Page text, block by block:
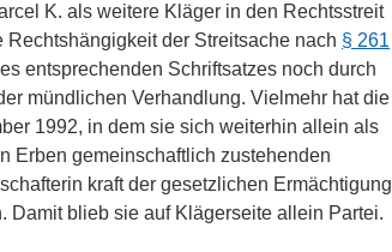
K. als weitere Kläger in den Rechtsstreit
der Streitsache nach § 261
entsprechenden Schriftsatzes noch durch
mündlichen Verhandlung. Vielmehr hat die
1992, in dem sie sich weiterhin allein als
Erben gemeinschaftlich zustehenden
kraft der gesetzlichen Ermächtigung
Damit blieb sie auf Klägerseite allein Partei.